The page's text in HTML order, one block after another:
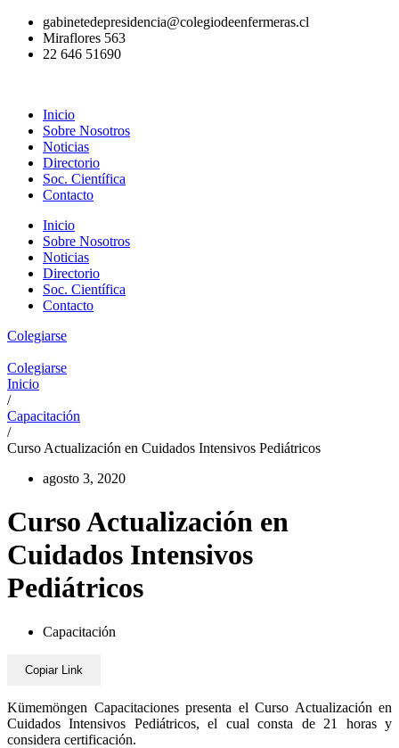
contenido
gabinetedepresidencia@colegiodeenfermeras.cl
Miraflores 563
22 646 51690
Inicio
Sobre Nosotros
Noticias
Directorio
Soc. Científica
Contacto
Inicio
Sobre Nosotros
Noticias
Directorio
Soc. Científica
Contacto
Colegiarse
Colegiarse
Inicio
/
Capacitación
/
Curso Actualización en Cuidados Intensivos Pediátricos
agosto 3, 2020
Curso Actualización en
Cuidados Intensivos
Pediátricos
Capacitación
Copiar Link
Kümemöngen Capacitaciones presenta el Curso Actualización en
Cuidados Intensivos Pediátricos, el cual consta de 21 horas y
considera certificación.